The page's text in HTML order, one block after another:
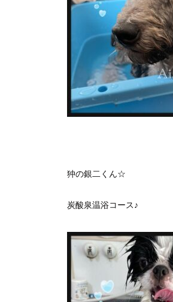
狆の銀二くん☆
炭酸泉温浴コース♪